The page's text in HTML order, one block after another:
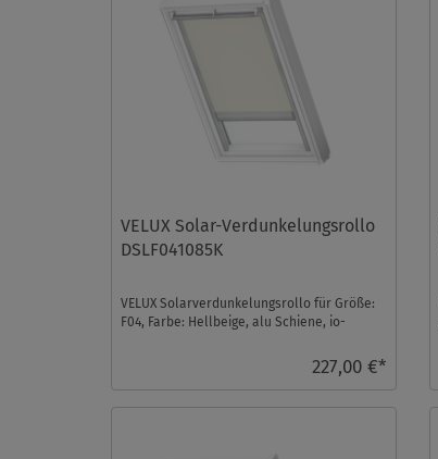
VELUX Solar-Verdunkelungsrollo
DSLF041085K
VELUX Solarverdunkelungsrollo für Größe:
F04, Farbe: Hellbeige, alu Schiene, io-
227,00 €*